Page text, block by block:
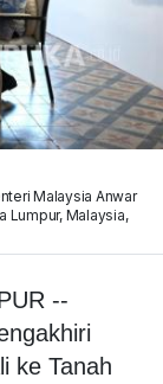
Malaysia Anwar
Lumpur, Malaysia,
--
ke Tanah